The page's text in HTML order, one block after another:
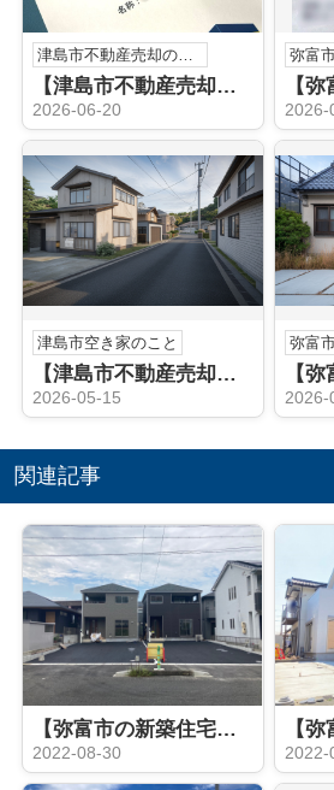
津島市不動産売却のこと
【津島市不動産売却】不動産売却査定
2026-06-20 2026-
津島市空き家のこと
【津島市不動産売却】津島市の空き家売却でお悩みですか？相談の流れと注意点をやさしく解説
2026-05-15
弥富
2026-
関連記事
【弥富市の新築住宅】 完成♪弥富市 五明第３ 全２棟
2022-08-30 2022-